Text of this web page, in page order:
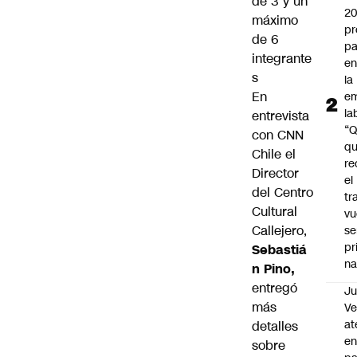
máximo
de 6
integrante
s
En
entrevista
con CNN
Chile el
Director
del Centro
Cultural
Callejero,
Sebastiá
n Pino,
entregó
más
detalles
sobre
20
la
el